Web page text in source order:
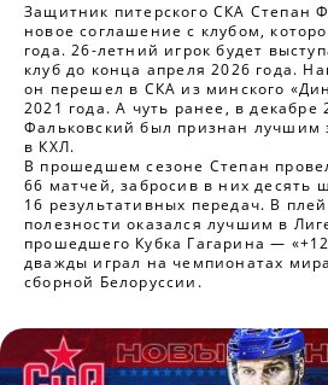
Защитник питерского СКА Степан
новое соглашение с клубом,
года. 26-летний игрок будет
клуб до конца апреля 2026 года.
он перешел в СКА из минского
2021 года. А чуть ранее, в декабре
Фальковский был признан лучшим
в КХЛ.
В прошедшем сезоне Степан
66 матчей, забросив в них десять
16 результативных передач. В
полезности оказался лучшим в
прошедшего Кубка Гагарина —
дважды играл на чемпионатах
сборной Белоруссии.